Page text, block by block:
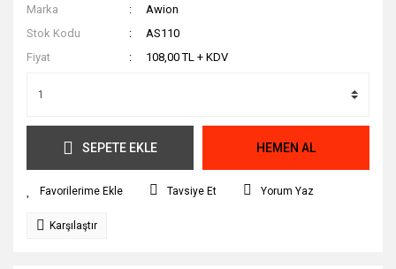
Marka
Awion
Stok Kodu
AS110
Fiyat
108,00 TL + KDV
SEPETE EKLE HEMEN AL
Tavsiye Et Yorum Yaz
Karşılaştır